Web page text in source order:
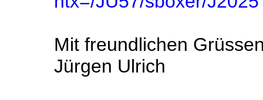
Mit freundlichen
Jürgen Ulrich